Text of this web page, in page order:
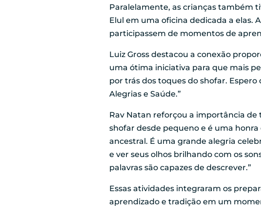
Paralelamente, as crianças também
Elul em uma oficina dedicada a elas.
participassem de momentos de
Luiz Gross destacou a conexão
uma ótima iniciativa para que mais
por trás dos toques do shofar.
Alegrias e Saúde.”
Rav Natan reforçou a importância de
shofar desde pequeno e é uma
ancestral. É uma grande alegria
e ver seus olhos brilhando com os
palavras são capazes de descrever.”
Essas atividades integraram os
aprendizado e tradição em um